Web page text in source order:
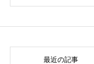
最近の記事